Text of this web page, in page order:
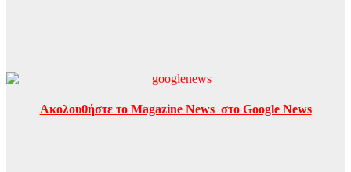
Ακολουθήστε το Magazine News στο Google News